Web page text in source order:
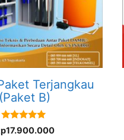
Terjangkau
(Paket B)
5.00
out of 5
17.900.000